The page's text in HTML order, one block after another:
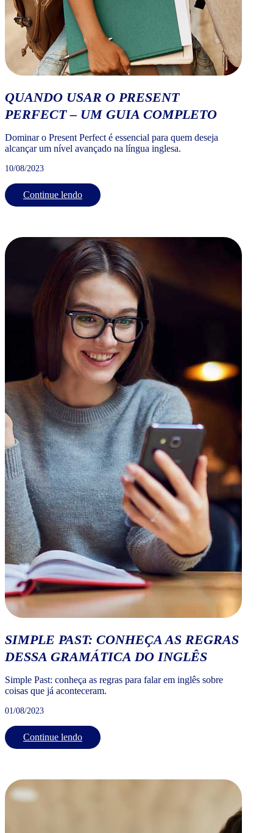
QUANDO USAR O PRESENT
PERFECT – UM GUIA COMPLETO
Dominar o Present Perfect é essencial para quem deseja
alcançar um nível avançado na língua inglesa.
10/08/2023
Continue lendo
SIMPLE PAST: CONHEÇA AS REGRAS
DESSA GRAMÁTICA DO INGLÊS
Simple Past: conheça as regras para falar em inglês sobre
coisas que já aconteceram.
01/08/2023
Continue lendo